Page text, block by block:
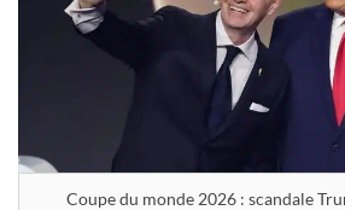
Coupe du monde 2026 : scandale